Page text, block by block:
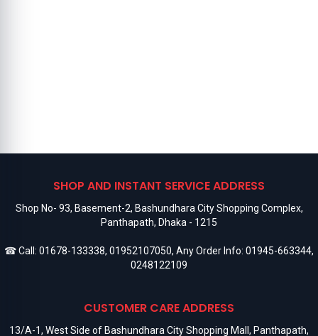
SHOP AND INSTANT SERVICE ADDRESS
Shop No- 93, Basement-2, Bashundhara City Shopping Complex,
Panthapath, Dhaka - 1215
☎ Call: 01678-133338, 01952107050, Any Order Info: 01945-663344,
0248122109
CUSTOMER CARE ADDRESS
13/A-1, West Side of Bashundhara City Shopping Mall, Panthapath,